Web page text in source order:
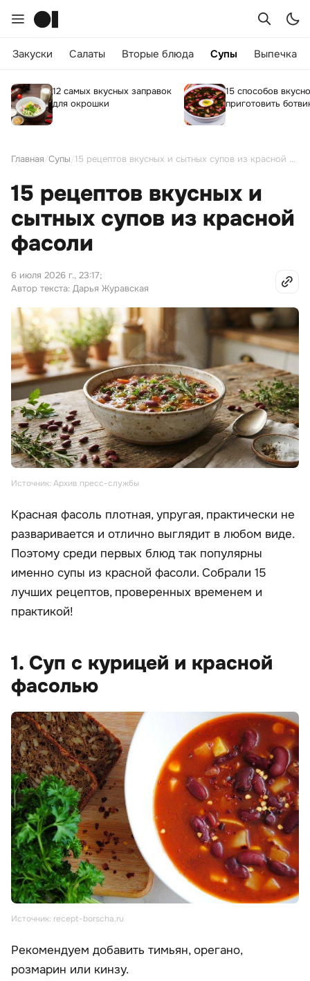
Закуски Салаты Вторые блюда Супы Выпечка
12 самых вкусных заправок
для окрошки
15 способов вкусно
приготовить
Главная Супы 15 рецептов вкусных и сытных супов из красной фасоли
15 рецептов вкусных и
сытных супов из красной
фасоли
6 июля 2026 г., 23:17;
Автор текста: Дарья Журавская
Источник: Архив пресс-службы
Красная фасоль плотная, упругая, практически не
разваривается и отлично выглядит в любом виде.
Поэтому среди первых блюд так популярны
именно супы из красной фасоли. Собрали 15
лучших рецептов, проверенных временем и
практикой!
1. Суп с курицей и красной
фасолью
Источник: recept-borscha.ru
Рекомендуем добавить тимьян, орегано,
розмарин или кинзу.